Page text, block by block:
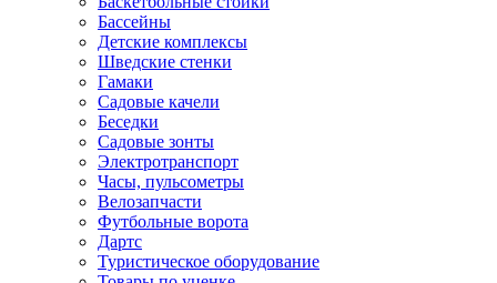
Бассейны
Детские комплексы
Шведские стенки
Гамаки
Садовые качели
Беседки
Садовые зонты
Электротранспорт
Часы, пульсометры
Велозапчасти
Футбольные ворота
Дартс
Туристическое оборудование